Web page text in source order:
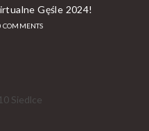
Gęśle 2024!
COMMENTS
Siedlce